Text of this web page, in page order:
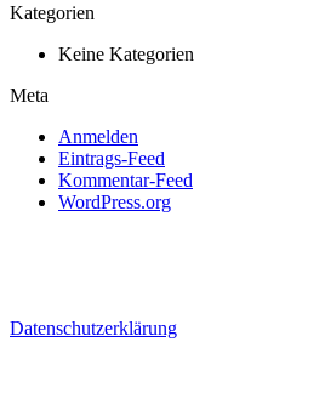
Kategorien
Keine Kategorien
Meta
Anmelden
Eintrags-Feed
Kommentar-Feed
WordPress.org
Datenschutzerklärung